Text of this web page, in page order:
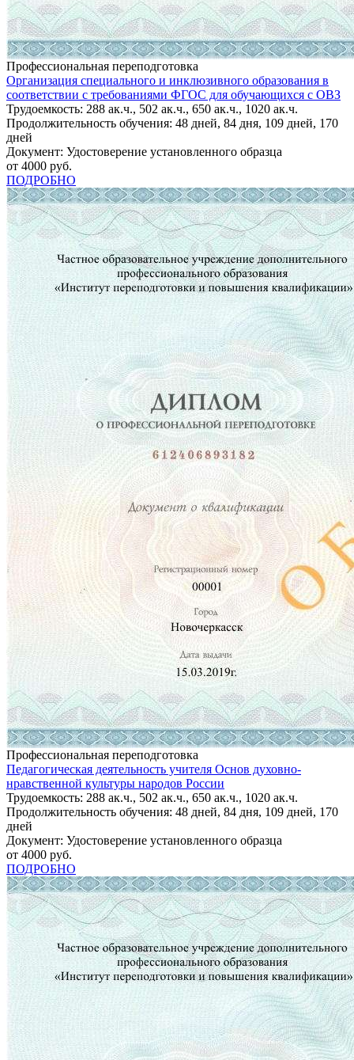
Профессиональная переподготовка
Организация специального и инклюзивного образования в
соответствии с требованиями ФГОС для обучающихся с ОВЗ
Трудоемкость: 288 ак.ч., 502 ак.ч., 650 ак.ч., 1020 ак.ч.
Продолжительность обучения: 48 дней, 84 дня, 109 дней, 170
дней
Документ: Удостоверение установленного образца
от 4000 руб.
ПОДРОБНО
Профессиональная переподготовка
Педагогическая деятельность учителя Основ духовно-
нравственной культуры народов России
Трудоемкость: 288 ак.ч., 502 ак.ч., 650 ак.ч., 1020 ак.ч.
Продолжительность обучения: 48 дней, 84 дня, 109 дней, 170
дней
Документ: Удостоверение установленного образца
от 4000 руб.
ПОДРОБНО